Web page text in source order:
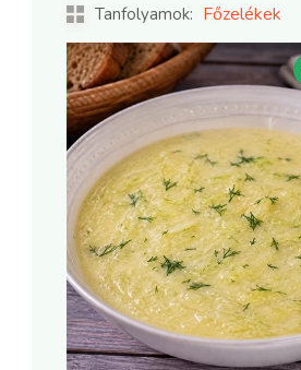
Tanfolyamok: Főzelékek